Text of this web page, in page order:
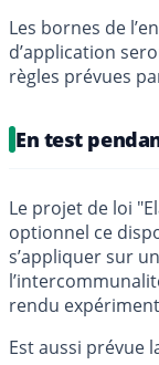
Les bornes de
d’application
règles prévues
En test
Le projet de loi
optionnel ce
s’appliquer sur
rendu
Est aussi prévue